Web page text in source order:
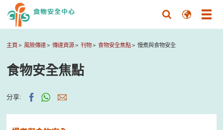
主頁 風險傳達 傳達資源 刊物 食物安全焦點 慢煮與食物安全
食物安全焦點
分享: